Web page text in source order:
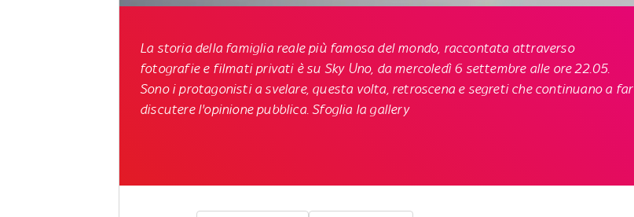
La storia della famiglia reale più famosa del mondo, raccontata attraverso
fotografie e filmati privati è su Sky Uno, da mercoledì 6 settembre alleore 22.05.
Sono i protagonisti a svelare, questa volta, retroscena e segreti che continuano a far
discutere l'opinione pubblica.Sfoglia la gallery